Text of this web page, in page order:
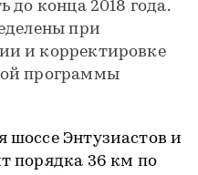
до конца 2018 года.
при
и корректировке
программы
шоссе Энтузиастов и
порядка 36 км по